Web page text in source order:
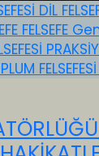
DİL
FELSEFE
FELSEFESİ